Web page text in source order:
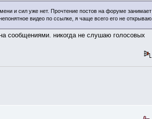
и сил уже нет. Прочтение постов на форуме занимает
видео по ссылке, я чаще всего его не открываю.
сообщениями. никогда не слушаю голосовых